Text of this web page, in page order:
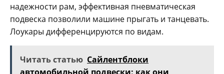
надежности рам, эффективная пневматическая
подвеска позволили машине прыгать и танцевать.
Лоукары дифференцируются по видам.
Читать статью Сайлентблоки